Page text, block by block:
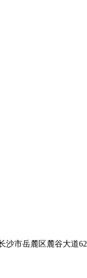
沙市岳麓区麓谷大道